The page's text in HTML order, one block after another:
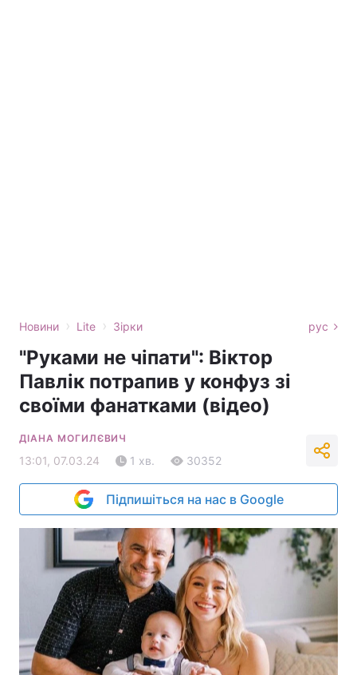
Новини › Lite › Зірки рус
"Руками не чіпати": Віктор
Павлік потрапив у конфуз зі
своїми фанатками (відео)
ДІАНА МОГИЛЄВИЧ
13:01, 07.03.24 1 хв. 30352
Підпишіться на нас в Google